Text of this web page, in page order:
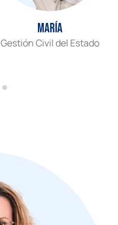
María
Gestión Civil del Estado